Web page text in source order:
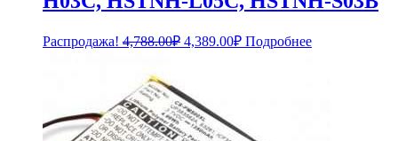
Распродажа! 4,788.00₽ Первоначальная
4,389.00₽Текущая
цена:
Подробнее